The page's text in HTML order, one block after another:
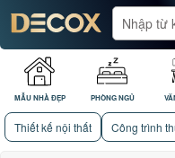
MẪU NHÀ ĐẸP PHÒNG NGỦ
Thiết kế nội thất Công trình